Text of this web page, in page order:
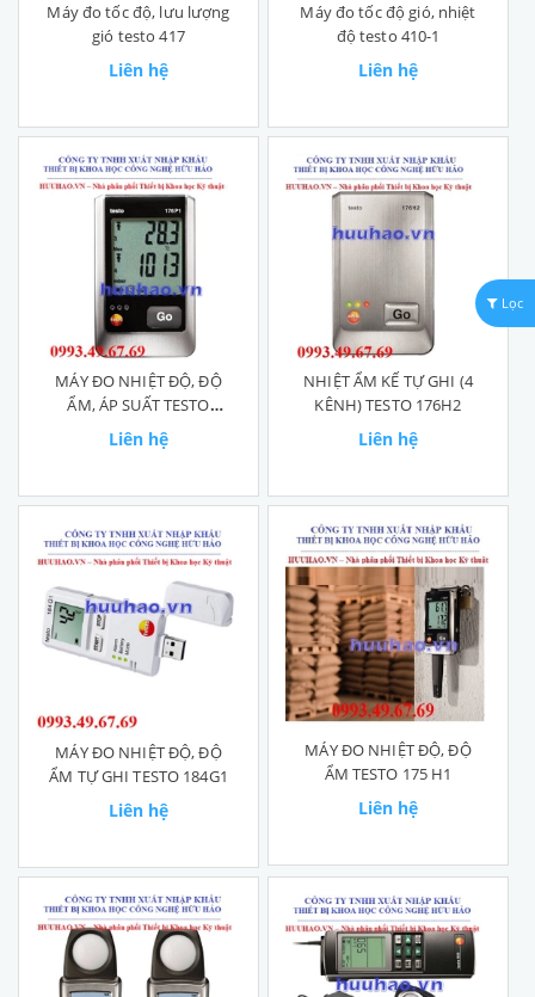
Máy đo tốc độ, lưu lượng
gió testo 417
Liên hệ
Máy đo tốc độ gió, nhiệt
độ testo 410-1
Liên hệ
MÁY ĐO NHIỆT ĐỘ, ĐỘ
ẨM, ÁP SUẤT TESTO
176P1
Liên hệ
NHIỆT ẨM KẾ TỰ GHI (4
KÊNH) TESTO 176H2
Liên hệ
MÁY ĐO NHIỆT ĐỘ, ĐỘ
ẨM TỰ GHI TESTO 184G1
Liên hệ
MÁY ĐO NHIỆT ĐỘ, ĐỘ
ẨM TESTO 175 H1
Liên hệ
Lọc